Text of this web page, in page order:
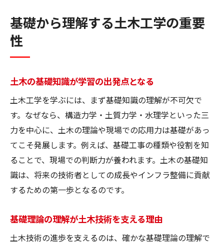
基礎から理解する土木工学の重要
性
土木の基礎知識が学習の出発点となる
土木工学を学ぶには、まず基礎知識の理解が不可欠で
す。なぜなら、構造力学・土質力学・水理学といった三
力を中心に、土木の理論や現場での応用力は基礎があっ
てこそ発展します。例えば、基礎工事の種類や役割を知
ることで、現場での判断力が養われます。土木の基礎知
識は、将来の技術者としての成長やインフラ整備に貢献
するための第一歩となるのです。
基礎理論の理解が土木技術を支える理由
土木技術の進歩を支えるのは、確かな基礎理論の理解で